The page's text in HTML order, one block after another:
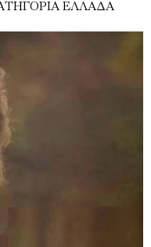
ΕΛΛΆΔΑ